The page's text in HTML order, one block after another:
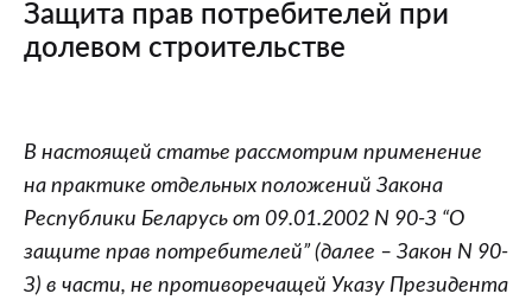
Защита прав потребителей при
долевом строительстве
Защита
прав
потребителей
при
долевом
В настоящей статье рассмотрим применение
на практике отдельных положений Закона
Республики Беларусь от 09.01.2002 N 90-З “О
защите прав потребителей” (далее – Закон N 90-
З) в части, не противоречащей Указу Президента